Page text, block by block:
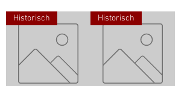
Historisch Historisch